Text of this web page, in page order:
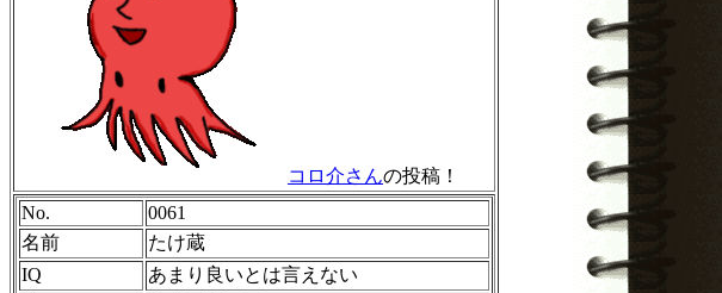
コロ介さんの投稿！
No.
0061
名前
たけ蔵
IQ
あまり良いとは言えない